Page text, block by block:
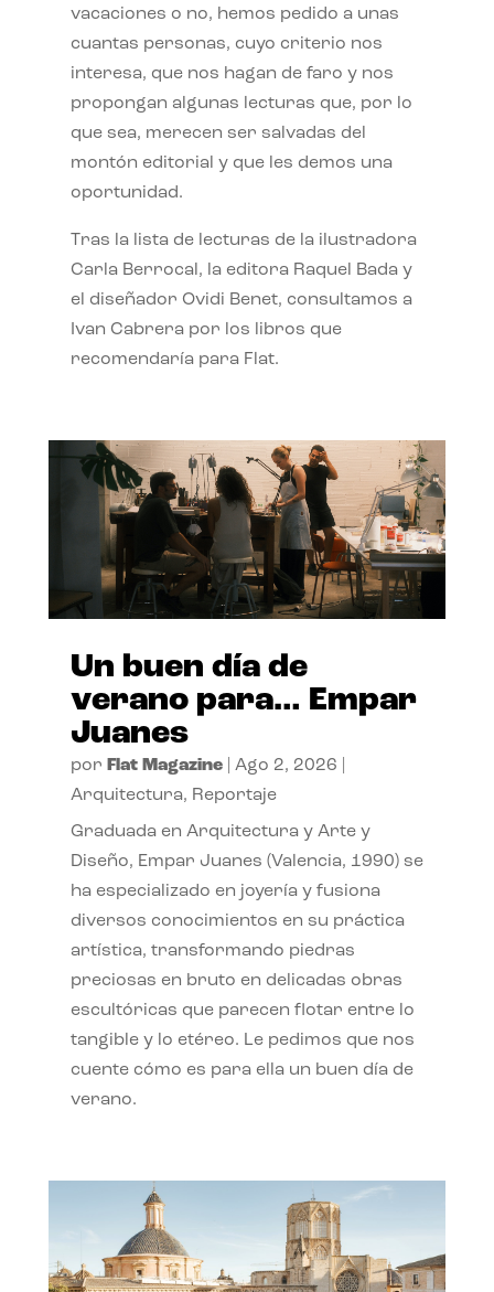
vacaciones o no, hemos pedido a unas
cuantas personas, cuyo criterio nos
interesa, que nos hagan de faro y nos
propongan algunas lecturas que, por lo
que sea, merecen ser salvadas del
montón editorial y que les demos una
oportunidad.
Tras la lista de lecturas de la ilustradora
Carla Berrocal, la editora Raquel Bada y
el diseñador Ovidi Benet, consultamos a
Ivan Cabrera por los libros que
recomendaría para Flat.
Un buen día de
verano para… Empar
Juanes
por Flat Magazine| Ago 2, 2026
Arquitectura, Reportaje
Graduada en Arquitectura y Arte y
Diseño, Empar Juanes (Valencia, 1990) se
ha especializado en joyería y fusiona
diversos conocimientos en su práctica
artística, transformando piedras
preciosas en bruto en delicadas obras
escultóricas que parecen flotar entre lo
tangible y lo etéreo. Le pedimos que nos
cuente cómo es para ella un buen día de
verano.